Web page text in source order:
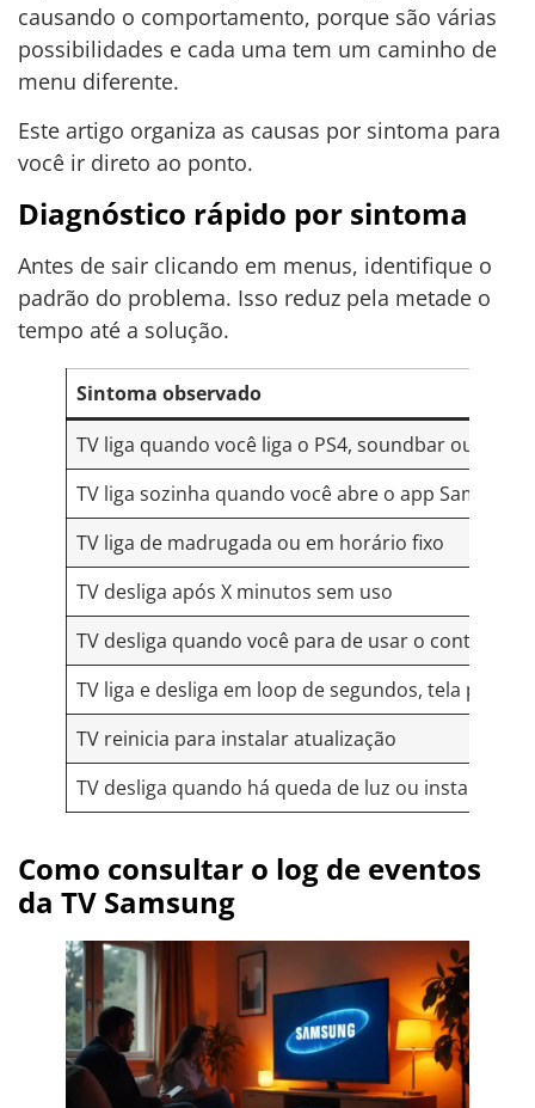
causando o comportamento, porque são várias
possibilidades e cada uma tem um caminho de
menu diferente.
Este artigo organiza as causas por sintoma para
você ir direto ao ponto.
Diagnóstico rápido por sintoma
Antes de sair clicando em menus, identifique o
padrão do problema. Isso reduz pela metade o
tempo até a solução.
Sintoma observado
TV liga quando você liga o PS4, soundbar ou
TV liga sozinha quando você abre o app Samsung
TV liga de madrugada ou em horário fixo
TV desliga após X minutos sem uso
TV desliga quando você para de usar o controle
TV liga e desliga em loop de segundos, tela pisca
TV reinicia para instalar atualização
TV desliga quando há queda de luz ou
Como consultar o log de eventos
da TV Samsung